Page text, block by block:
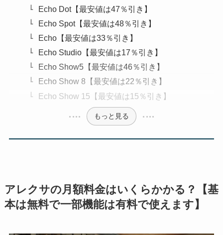
Echo Dot【最安値は47％引き】
Echo Spot【最安値は48％引き】
Echo【最安値は33％引き】
Echo Studio【最安値は17％引き】
Echo Show5【最安値は46％引き】
Echo Show 8【最安値は22％引き】
Echo Show 15【最安値は15％引き】
もっと見る
アレクサの月額料金はいくらかかる？【基
本は無料で一部機能は有料で使えます】